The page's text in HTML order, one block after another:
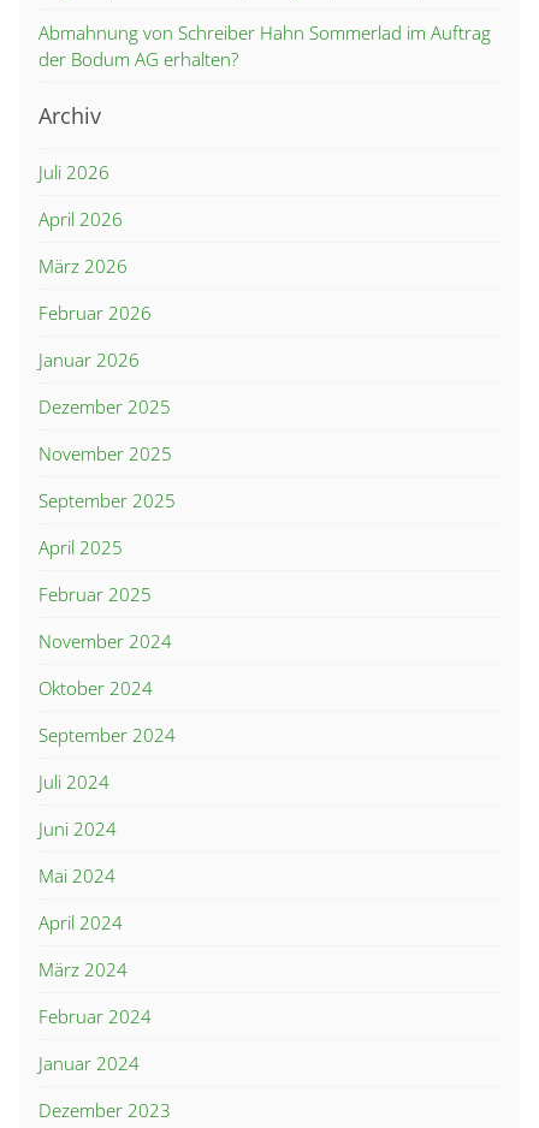
Abmahnung von Schreiber Hahn Sommerlad im Auftrag
der Bodum AG erhalten?
Archiv
Juli 2026
April 2026
März 2026
Februar 2026
Januar 2026
Dezember 2025
November 2025
September 2025
April 2025
Februar 2025
November 2024
Oktober 2024
September 2024
Juli 2024
Juni 2024
Mai 2024
April 2024
März 2024
Februar 2024
Januar 2024
Dezember 2023